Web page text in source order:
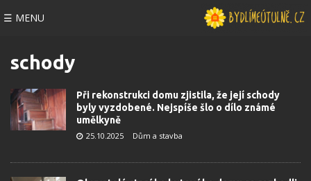
☰ MENU
schody
Při rekonstrukci domu zjistila, že její schody
byly vyzdobené. Nejspíše šlo o dílo známé
umělkyně
25.10.2025 Dům a stavba